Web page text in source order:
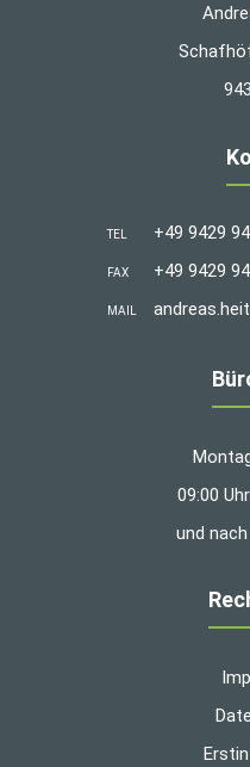
TEL +49 9429
FAX +49 9429
MAIL
09:00
und